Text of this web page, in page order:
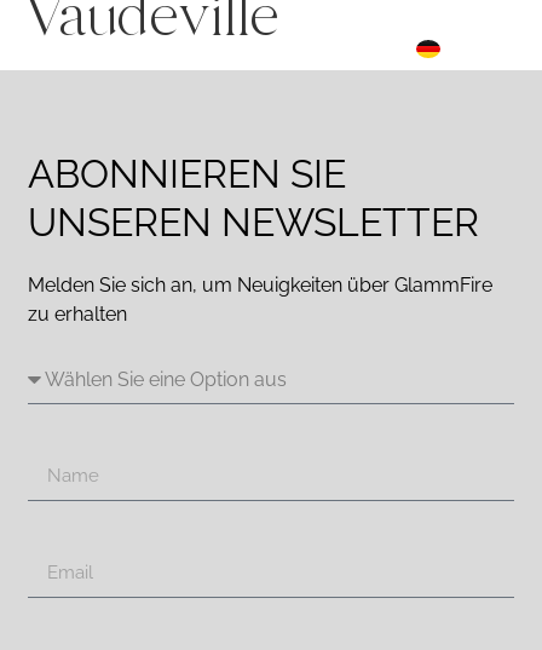
Vaudeville
ABONNIEREN SIE
UNSEREN NEWSLETTER
Melden Sie sich an, um Neuigkeiten über GlammFire
zu erhalten